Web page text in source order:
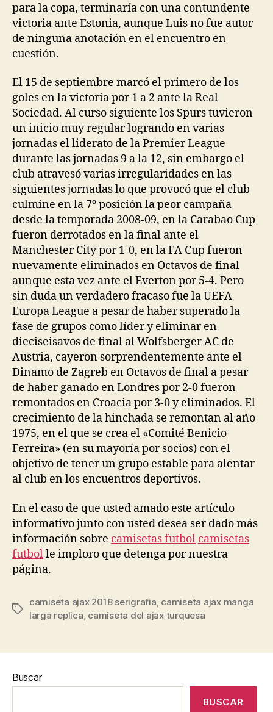
para la copa, terminaría con una contundente
victoria ante Estonia, aunque Luis no fue autor
de ninguna anotación en el encuentro en
cuestión.
El 15 de septiembre marcó el primero de los
goles en la victoria por 1 a 2 ante la Real
Sociedad. Al curso siguiente los Spurs tuvieron
un inicio muy regular logrando en varias
jornadas el liderato de la Premier League
durante las jornadas 9 a la 12, sin embargo el
club atravesó varias irregularidades en las
siguientes jornadas lo que provocó que el club
culmine en la 7º posición la peor campaña
desde la temporada 2008-09, en la Carabao Cup
fueron derrotados en la final ante el
Manchester City por 1-0, en la FA Cup fueron
nuevamente eliminados en Octavos de final
aunque esta vez ante el Everton por 5-4. Pero
sin duda un verdadero fracaso fue la UEFA
Europa League a pesar de haber superado la
fase de grupos como líder y eliminar en
dieciseisavos de final al Wolfsberger AC de
Austria, cayeron sorprendentemente ante el
Dinamo de Zagreb en Octavos de final a pesar
de haber ganado en Londres por 2-0 fueron
remontados en Croacia por 3-0 y eliminados. El
crecimiento de la hinchada se remontan al año
1975, en el que se crea el «Comité Benicio
Ferreira» (en su mayoría por socios) con el
objetivo de tener un grupo estable para alentar
al club en los encuentros deportivos.
En el caso de que usted amado este artículo
informativo junto con usted desea ser dado más
información sobre camisetas futbol camisetas
futbolle imploro que detenga por nuestra
página.
Etiquetas
camiseta ajax 2018 serigrafia camiseta ajax manga
larga replica camiseta del ajax turquesa
Buscar
BUSCAR